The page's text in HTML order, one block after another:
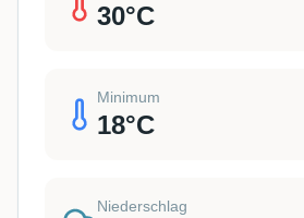
30°C
Minimum
18°C
Niederschlag